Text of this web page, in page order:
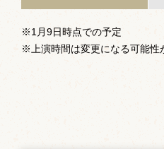
※1月9日時点での予定
※上演時間は変更になる可能性